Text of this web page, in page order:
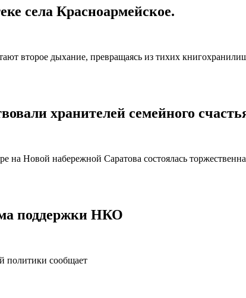
села Красноармейское.
второе дыхание, превращаясь из тихих
хранителей семейного
на Новой набережной Саратова состоялась
поддержки НКО
политики сообщает